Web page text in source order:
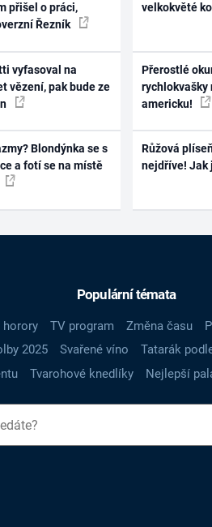
přišel o práci,
Řezník
vyfasoval na
vězení, pak bude ze
Blondýnka se s
a fotí se na místě
velkokvěté
Přerostlé
rychlokvašky
americku!
Růžová
nejdříve! Jak
Populární témata
horory TV program Změna času
2025 Svařené víno Tatarák
Tvarohové knedlíky Nejlepší